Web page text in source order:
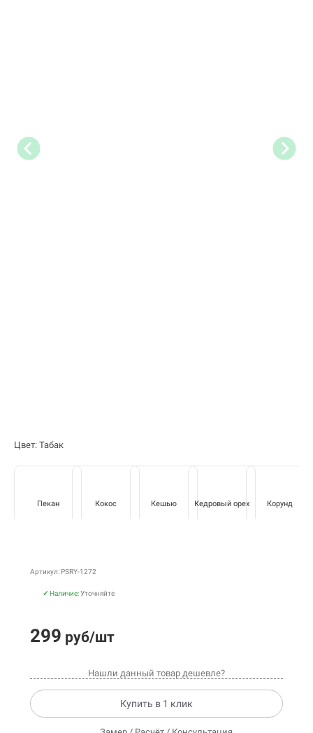
Цвет: Табак
Пекан Кокос Кешью Кедровый орех Корунд
Артикул: PSRY-1272
✓ Наличие:Уточняйте
299 руб/шт
Нашли данный товар дешевле?
Купить в 1 клик